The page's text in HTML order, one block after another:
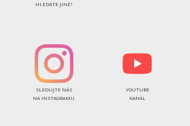
HLEDÁTE JINÉ?
SLEDUJTE NÁS
NA INSTAGRAMU
YOUTUBE
KANÁL